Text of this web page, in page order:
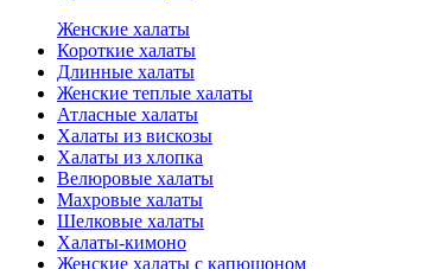
Женские халаты
Короткие халаты
Длинные халаты
Женские теплые халаты
Атласные халаты
Халаты из вискозы
Халаты из хлопка
Велюровые халаты
Махровые халаты
Шелковые халаты
Халаты-кимоно
Женские халаты с капюшоном